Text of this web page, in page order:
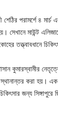
পরামর্শে ৪ মার্চ
সেখানে মাউন্ট
তত্ত্বাবধানে
কুমারস্বামীর
করা হয়। এক
জন্য সিঙ্গাপুরে